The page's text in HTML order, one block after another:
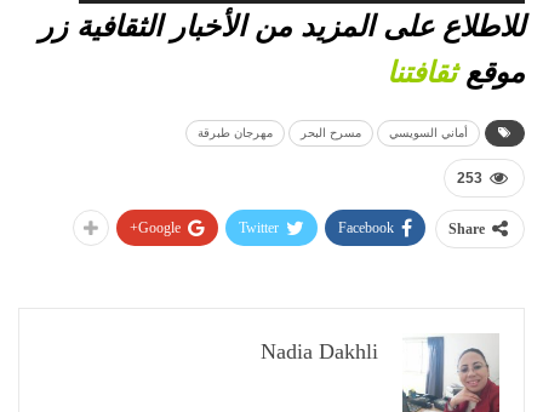
للاطلاع على المزيد من الأخبار الثقافية زر
موقعثقافتنا
أماني السويسي مسرح البحر مهرجان طبرقة
253
Share
Facebook
Twitter
Google+
Nadia Dakhli